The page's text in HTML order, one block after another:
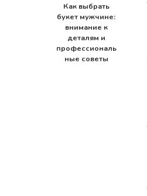
Как выбрать
букет мужчине:
внимание к
деталям и
профессиональ
ные советы